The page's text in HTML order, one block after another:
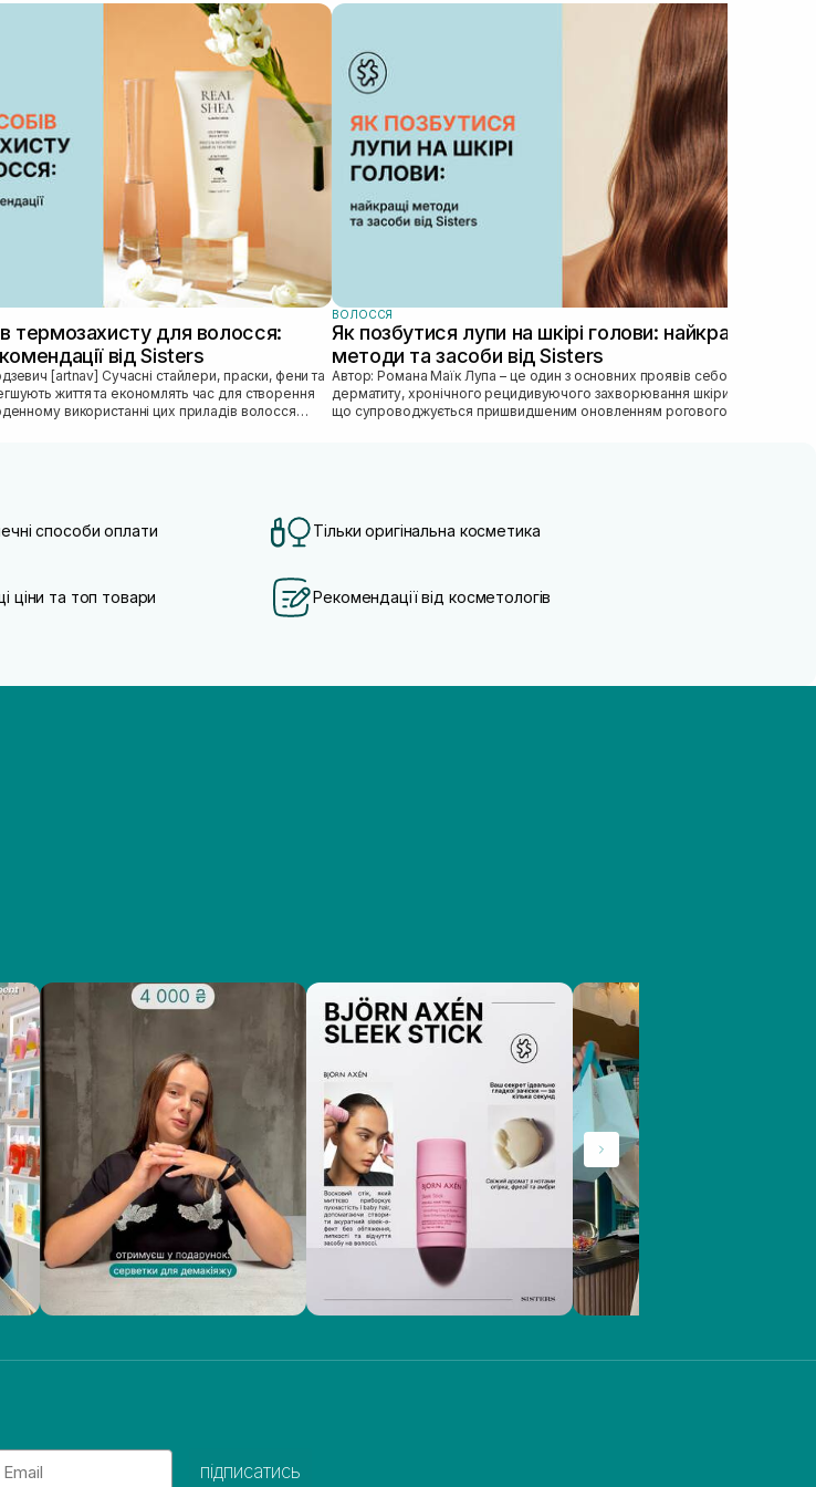
термозахисту для волосся:
від Sisters
стайлери, праски, фени та
життя та економлять час для створення
використанні цих приладів волосся
ВОЛОССЯ
Як позбутися лупи на шкірі голови: найкращі
методи та засоби від Sisters
Автор: Романа Маїк Лупа – це один з основних проявів себорейного
дерматиту, хронічного рецидивуючого захворювання шкіри голови,
що супроводжується пришвидшеним оновленням рогового
способи оплати Тільки оригінальна косметика
ціни та топ товари Рекомендації від косметологів
підписатись